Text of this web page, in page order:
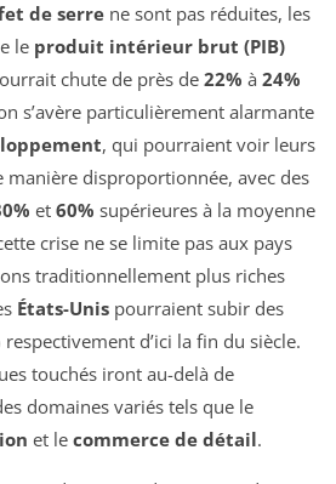
de serre ne sont pas réduites, les
le produit intérieur brut (PIB)
chute de près de 22% à 24%
s’avère particulièrement alarmante
, qui pourraient voir leurs
manière disproportionnée, avec des
et 60% supérieures à la moyenne
crise ne se limite pas aux pays
traditionnellement plus riches
États-Unis pourraient subir des
respectivement d’ici la fin du siècle.
touchés iront au-delà de
domaines variés tels que le
et le commerce de détail.